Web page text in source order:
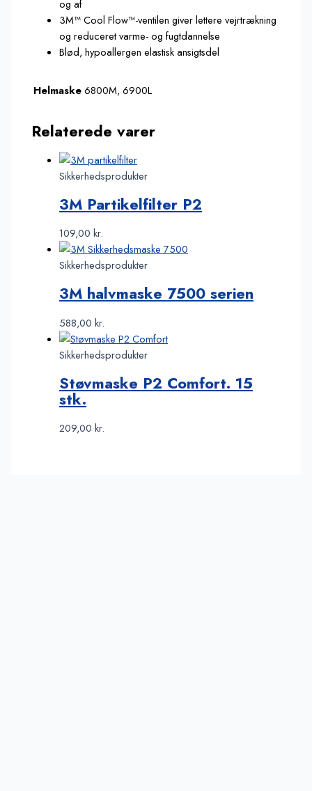
og af
3M™ Cool Flow™-ventilen giver lettere vejrtrækning
og reduceret varme- og fugtdannelse
Blød, hypoallergen elastisk ansigtsdel
Helmaske6800M, 6900L
Relaterede varer
Sikkerhedsprodukter
3M Partikelfilter P2
109,00kr.
Sikkerhedsprodukter
3M halvmaske 7500 serien
588,00kr.
Sikkerhedsprodukter
Støvmaske P2 Comfort. 15
stk.
209,00kr.